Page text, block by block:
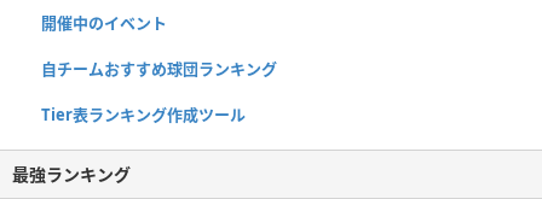
開催中のイベント
自チームおすすめ球団ランキング
Tier表ランキング作成ツール
最強ランキング